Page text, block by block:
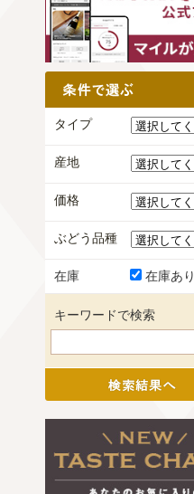
タイプ
産地
価格
ぶどう品種
在庫 在庫あり
キーワードで検索